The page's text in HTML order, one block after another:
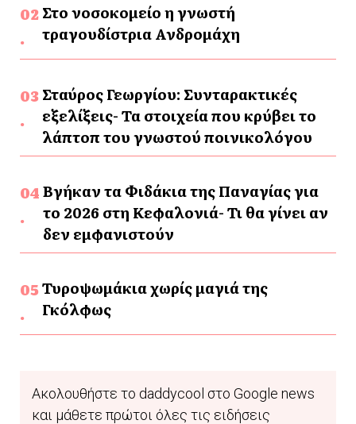
Στο νοσοκομείο η γνωστή
τραγουδίστρια Ανδρομάχη
Σταύρος Γεωργίου: Συνταρακτικές
εξελίξεις- Τα στοιχεία που κρύβει το
λάπτοπ του γνωστού ποινικολόγου
Βγήκαν τα Φιδάκια της Παναγίας για
το 2026 στη Κεφαλονιά- Τι θα γίνει αν
δεν εμφανιστούν
Τυροψωμάκια χωρίς μαγιά της
Γκόλφως
Ακολουθήστε το daddycool στο Google news
και μάθετε πρώτοι όλες τις ειδήσεις